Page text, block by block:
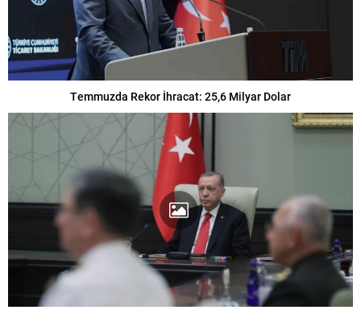
Temmuzda Rekor İhracat: 25,6 Milyar Dolar